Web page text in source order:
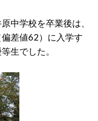
中学校を卒業後は、
差値62）に入学す
生でした。